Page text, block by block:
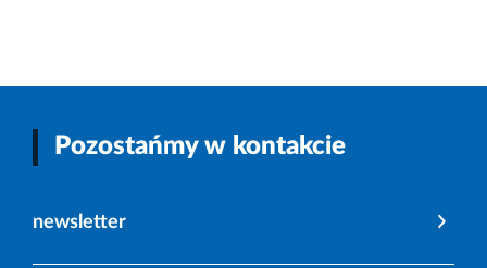
Pozostańmy w kontakcie
newsletter